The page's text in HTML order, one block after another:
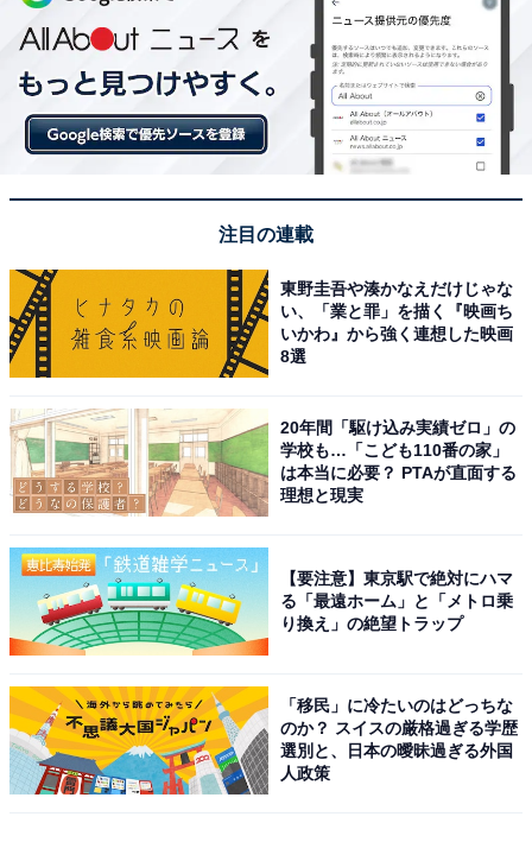
注目の連載
東野圭吾や湊かなえだけじゃな
い、「業と罪」を描く『映画ち
いかわ』から強く連想した映画
8選
20年間「駆け込み実績ゼロ」の
学校も…「こども110番の家」
は本当に必要？ PTAが直面する
理想と現実
【要注意】東京駅で絶対にハマ
る「最遠ホーム」と「メトロ乗
り換え」の絶望トラップ
「移民」に冷たいのはどっちな
のか？ スイスの厳格過ぎる学歴
選別と、日本の曖昧過ぎる外国
人政策